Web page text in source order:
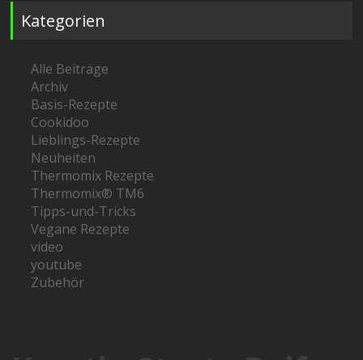
Kategorien
Alle Beiträge
Archiv
Basis-Rezepte
Cookidoo
Lieblings-Rezepte
Neuheiten
Thermomix Rezepte
Thermomix® TM6
Tipps-und-Tricks
Vegane Rezepte
video
youtube
Zubehör